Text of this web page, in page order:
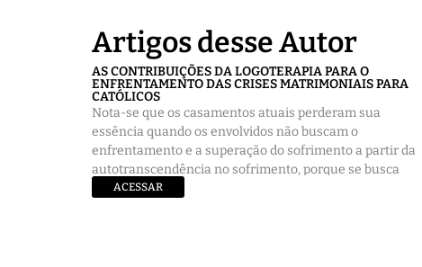
Artigos desse Autor
AS CONTRIBUIÇÕES DA LOGOTERAPIA PARA O
ENFRENTAMENTO DAS CRISES MATRIMONIAIS PARA
CATÓLICOS
Nota-se que os casamentos atuais perderam sua
essência quando os envolvidos não buscam o
enfrentamento e a superação do sofrimento a partir da
autotranscendência no sofrimento, porque se busca
uma liberdade, sem as consequências da
ACESSAR